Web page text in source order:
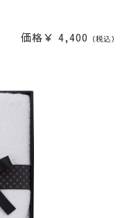
価格￥ 4,400 （税込）